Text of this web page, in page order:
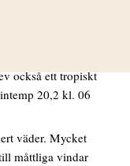
över 20 grader,
tropiska natt och
också ett tropiskt
20,2 kl. 06
väder. Mycket
måttliga vindar